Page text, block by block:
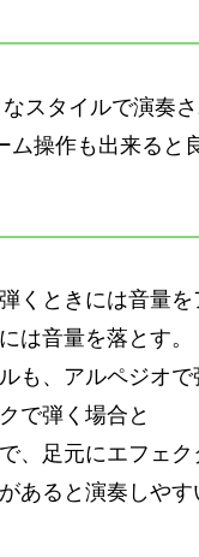
スタイルで演奏
ム操作も出来ると
くときには音量
は音量を落とす。
も、アルペジオで
で弾く場合と
、足元にエフェク
あると演奏しやす